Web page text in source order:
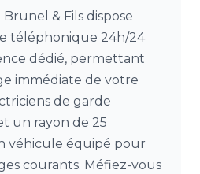
Brunel & Fils dispose
téléphonique 24h/24
dédié, permettant
immédiate de votre
de garde
un rayon de 25
véhicule équipé pour
courants. Méfiez-vous